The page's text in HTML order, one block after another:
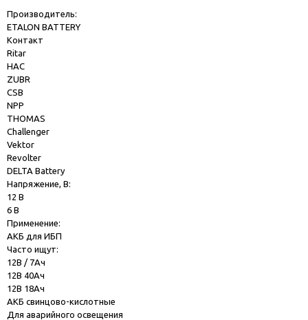
Производитель:
ETALON BATTERY
Контакт
Ritar
HAC
ZUBR
CSB
NPP
THOMAS
Challenger
Vektor
Revolter
DELTA Battery
Напряжение, В:
12 В
6 В
Применение:
АКБ для ИБП
Часто ищут:
12В / 7Ач
12В 40Ач
12В 18Ач
АКБ свинцово-кислотные
Для аварийного освещения